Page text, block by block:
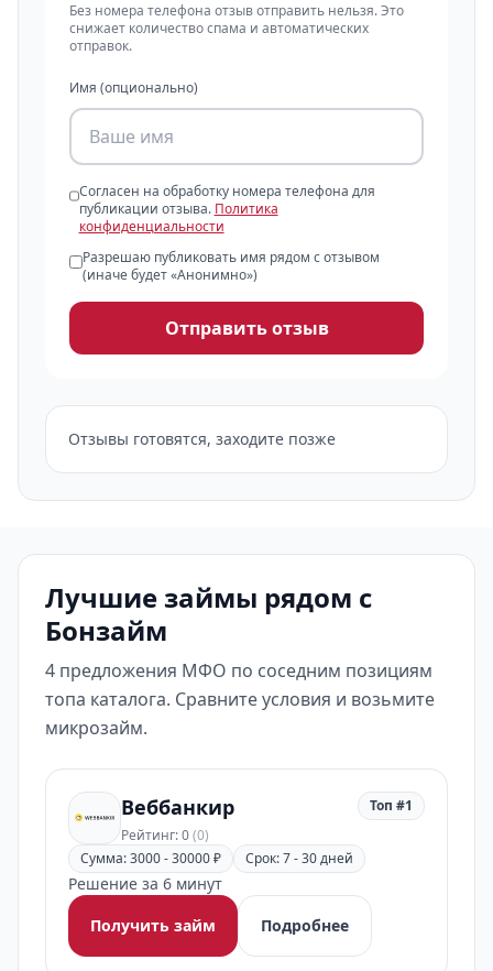
Без номера телефона отзыв отправить нельзя. Это
снижает количество спама и автоматических
отправок.
Имя (опционально)
Согласен на обработку номера телефона для
публикации отзыва. Политика
конфиденциальности
Разрешаю публиковать имя рядом с отзывом
(иначе будет «Анонимно»)
Отправить отзыв
Отзывы готовятся, заходите позже
Лучшие займы рядом с
Бонзайм
4 предложения МФО по соседним позициям
топа каталога. Сравните условия и возьмите
микрозайм.
Веббанкир
Рейтинг: 0(0)
Топ #1
Сумма: 3000 - 30000 ₽ Срок: 7 - 30 дней
Решение за 6 минут
Получить займ
Подробнее